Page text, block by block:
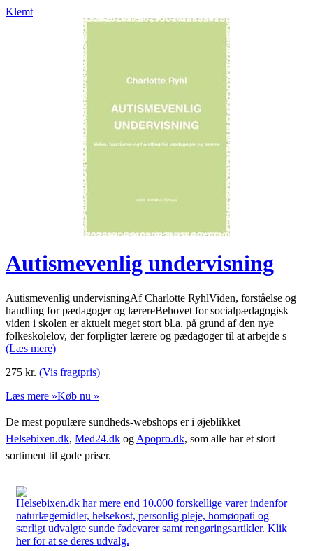
Klemt
Autismevenlig undervisning
Autismevenlig undervisningAf Charlotte RyhlViden, forståelse og
handling for pædagoger og lærereBehovet for socialpædagogisk
viden i skolen er aktuelt meget stort bl.a. på grund af den nye
folkeskolelov, der forpligter lærere og pædagoger til at arbejde s
(Læs mere)
275 kr. (Vis fragtpris)
Læs mere »Køb nu »
De mest populære sundheds-webshops er i øjeblikket
Helsebixen.dk, Med24.dk og Apopro.dk, som alle har et stort
sortiment til gode priser.
Helsebixen.dk har mere end 10.000 forskellige varer indenfor
naturlægemidler, helsekost, personlig pleje, homøopati og
særligt udvalgte sunde fødevarer samt rengøringsartikler. Klik
her for at se deres udvalg.